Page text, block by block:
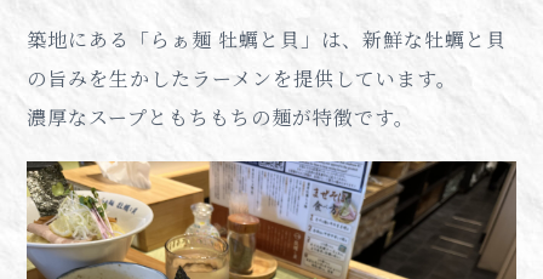
築地にある「らぁ麺 牡蠣と貝」は、新鮮な牡蠣と貝
の旨みを生かしたラーメンを提供しています。
濃厚なスープともちもちの麺が特徴です。